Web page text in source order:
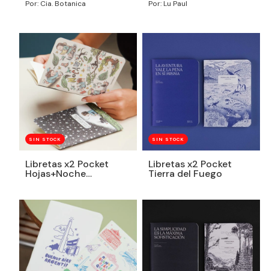
Por: Cia. Botanica Por: Lu Paul
SIN STOCK
Libretas x2 Pocket
Hojas+Noche
SIN STOCK
Libretas x2 Pocket
Tierra del Fuego